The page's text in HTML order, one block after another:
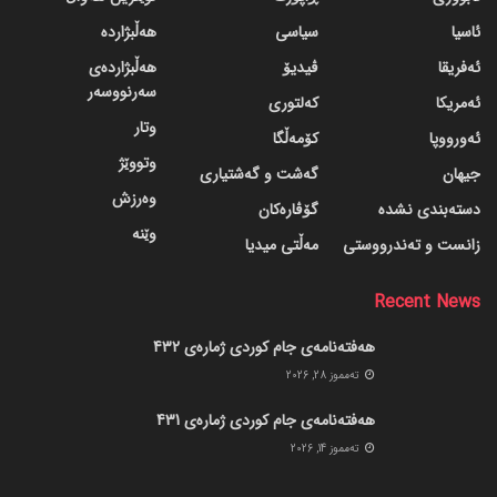
ئاسیا
ئەفریقا
ئەمریکا
ئەورووپا
جیهان
دسته‌بندی نشده
زانست و تەندرووستی
سیاسی
ڤیدیۆ
کەلتوری
کۆمەڵگا
گه‌شت و گه‌شتیاری
گۆڤاره‌کان
مەڵتی میدیا
هەڵبژاردە
هەڵبژاردەی
سەرنووسەر
وتار
وتووێژ
وەرزش
وێنە
Recent News
هەفتەنامەی جام کوردی ژمارەی 432
ته‌مموز 28, 2026
هەفتەنامەی جام کوردی ژمارەی 431
ته‌مموز 14, 2026